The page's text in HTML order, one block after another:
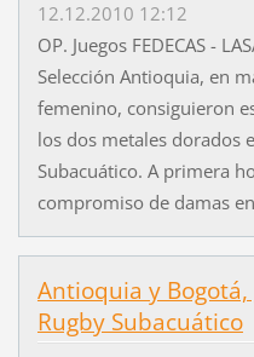
12.12.2010 12:12
OP. Juegos FEDECAS -
Selección Antioquia, en
femenino, consiguieron
los dos metales dorados
Subacuático. A primera
compromiso de damas
Antioquia y
Rugby Subacuático